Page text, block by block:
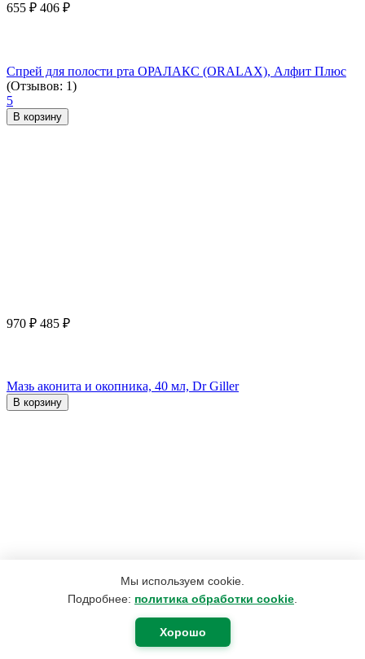
Мы используем cookie.
Подробнее: политика обработки cookie
Хорошо
655 ₽ 406 ₽
Спрей для полости рта ОРАЛАКС (ORALAX), Алфит Плюс
(Отзывов: 1)
5
В корзину
970 ₽ 485 ₽
Мазь аконита и окопника, 40 мл, Dr Giller
В корзину